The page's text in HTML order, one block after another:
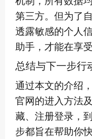
第三方。但为了
透露敏感的个人
助手，才能在享
总结与下一步行
通过本文的介绍
官网的进入方法
藏、注册登录，
步都旨在帮助你